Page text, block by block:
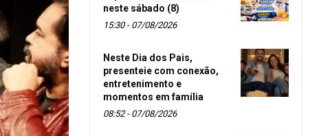
neste sábado (8)
15:30 - 07/08/2026
Neste Dia dos Pais,
presenteie com conexão,
entretenimento e
momentos em família
08:52 - 07/08/2026